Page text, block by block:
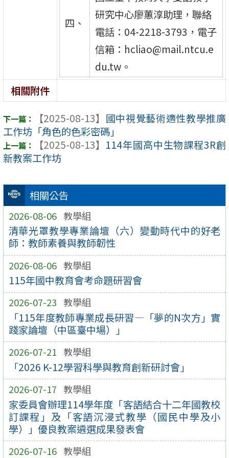
相關公告
2026-08-06 教學組
清華光罩教學專業論壇（六）變動時代中的好老
師：教師素養與教師韌性
2026-08-06 教學組
115年國中教育會考命題研習會
2026-07-23 教學組
「115年度教師專業成長研習—「夢的N次方」實
踐家論壇（中區臺中場）」
2026-07-21 教學組
「2026 K-12學習科學與教育創新研討會」
2026-07-17 教學組
家委員會辦理114學年度「客語結合十二年國教校
訂課程」及「客語沉浸式教學（國民中學及小
學）」優良教案遴選成果發表會
2026-07-16 教學組
四、
研究中心廖蕙淳助理，聯絡
電話：04-2218-3793，電子
信箱：hcliao@mail.ntcu.e
du.tw。
相關附件
【2025-08-13】 國中視覺藝術適性教學推廣
工作坊「角色的色彩密碼」
【2025-08-13】 114年國高中生物課程3R創
新教案工作坊